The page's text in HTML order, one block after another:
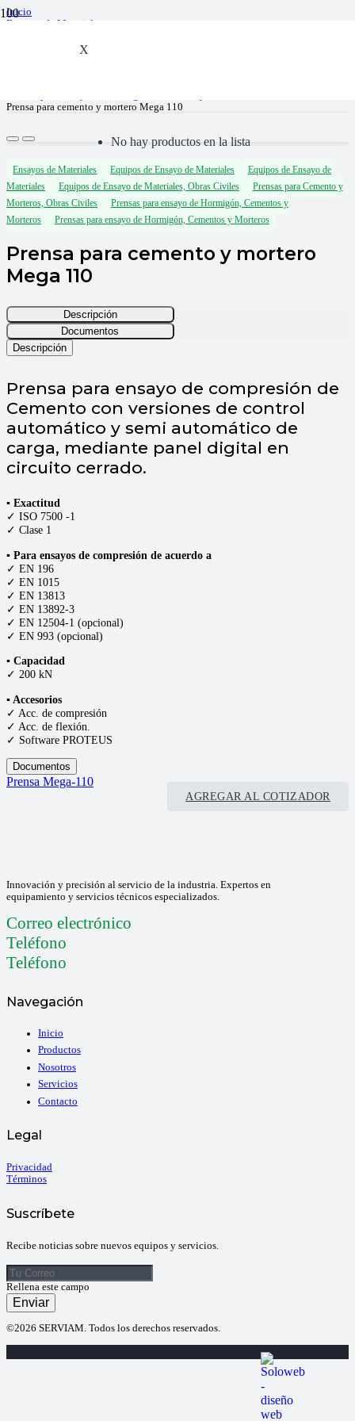
X
No hay productos en la lista
Inicio
Ensayos de Materiales
Equipos de Ensayo de Materiales
Prensa para cemento y mortero Mega 110
Ensayos de Materiales Equipos de Ensayo de Materiales
Equipos de Ensayo de
Materiales
Equipos de Ensayo de Materiales, Obras Civiles
Prensas para Cemento y
Morteros, Obras Civiles
Prensas para ensayo de Hormigón, Cementos y
Morteros
Prensas para ensayo de Hormigón, Cementos y Morteros
Prensa para cemento y mortero
Mega 110
Descripción
Documentos
Descripción
Prensa para ensayo de compresión de
Cemento con versiones de control
automático y semi automático de
carga, mediante panel digital en
circuito cerrado.
▪ Exactitud
✓ ISO 7500 -1
✓ Clase 1
▪ Para ensayos de compresión de acuerdo a
✓ EN 196
✓ EN 1015
✓ EN 13813
✓ EN 13892-3
✓ EN 12504-1 (opcional)
✓ EN 993 (opcional)
▪ Capacidad
✓ 200 kN
▪ Accesorios
✓ Acc. de compresión
✓ Acc. de flexión.
✓ Software PROTEUS
Documentos
Prensa Mega-110
AGREGAR AL COTIZADOR
Innovación y precisión al servicio de la industria. Expertos en
equipamiento y servicios técnicos especializados.
Correo electrónico
Teléfono
Teléfono
Navegación
Inicio
Productos
Nosotros
Servicios
Contacto
Legal
Privacidad
Términos
Suscríbete
Recibe noticias sobre nuevos equipos y servicios.
Rellena este campo
Enviar
©2026 SERVIAM. Todos los derechos reservados.